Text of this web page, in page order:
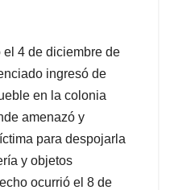
el 4 de diciembre de
ingresó de
en la colonia
amenazó y
para despojarla
y objetos
ocurrió el 8 de